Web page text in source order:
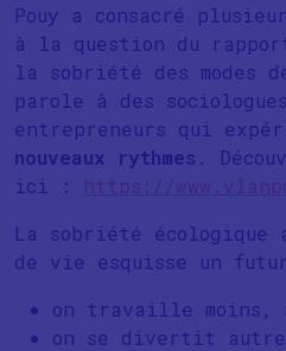
Pouy a consacré
à la question du
la sobriété des modes
parole à des
entrepreneurs qui
nouveaux rythmes .
ici : https://
La sobriété écologique
de vie esquisse un
on travaille moins,
on se divertit